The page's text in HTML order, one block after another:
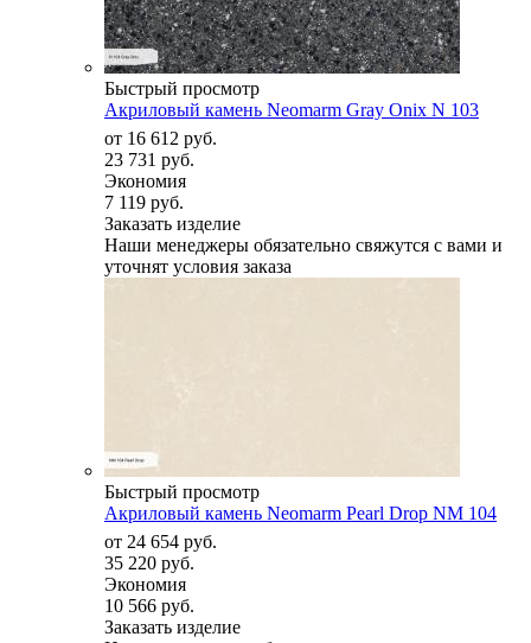
Быстрый просмотр
Акриловый камень Neomarm Gray Onix N 103
от 16 612 руб.
23 731 руб.
Экономия
7 119 руб.
Заказать изделие
Наши менеджеры обязательно свяжутся с вами и
уточнят условия заказа
Быстрый просмотр
Акриловый камень Neomarm Pearl Drop NM 104
от 24 654 руб.
35 220 руб.
Экономия
10 566 руб.
Заказать изделие